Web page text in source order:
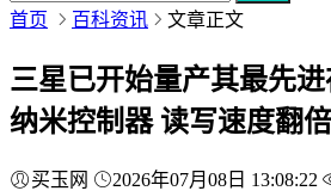
首页 百科资讯 文章正文
三星已开始量产其最先
纳米控制器 读写速度翻倍
买玉网 2026年07月08日 13:08:22